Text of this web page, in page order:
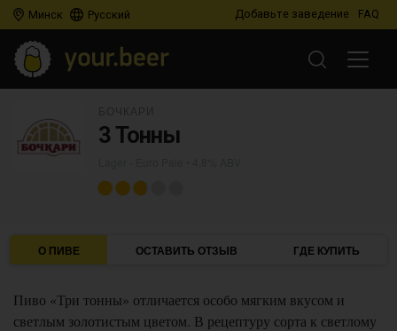
Минск Русский Добавьте заведение FAQ
3 Тонны
О ПИВЕ ОСТАВИТЬ ОТЗЫВ ГДЕ КУПИТЬ
Пиво «Три тонны» отличается особо мягким вкусом и
светлым золотистым цветом. В рецептуру сорта к светлому